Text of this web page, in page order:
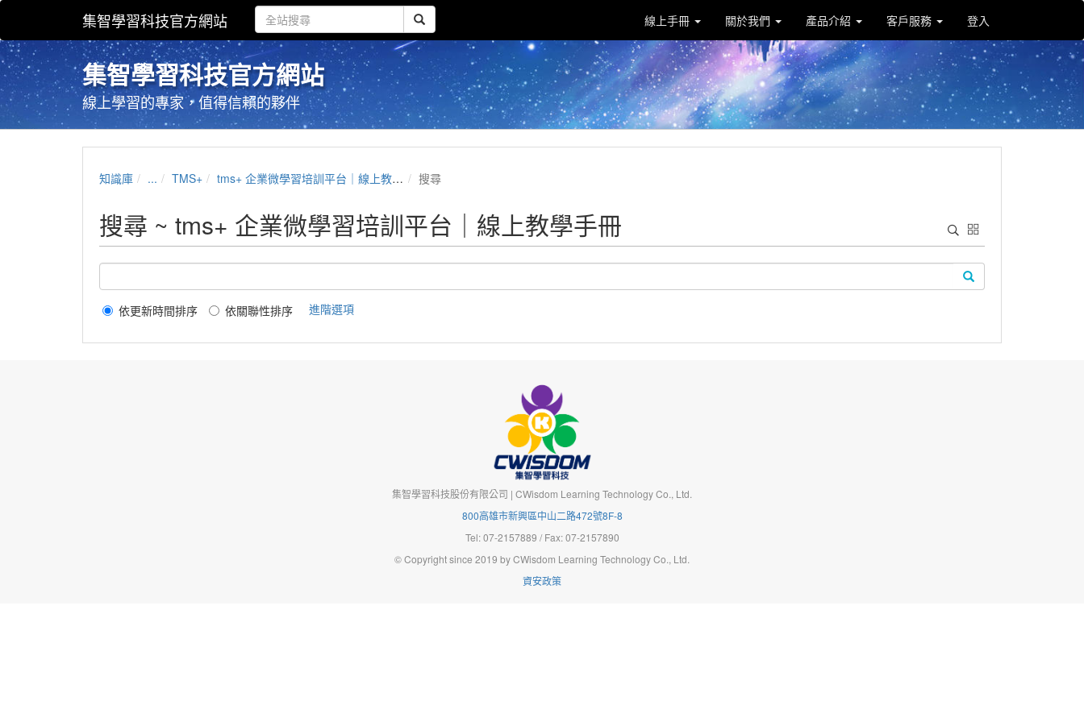
集智學習科技官方網站 線上手冊 關於我們 產品介紹 客戶服務 登入
集智學習科技官方網站
線上學習的專家，值得信賴的夥伴
知識庫 ... TMS+ tms+ 企業微學習培訓平台｜線上教學手冊 搜尋
搜尋 ~ tms+ 企業微學習培訓平台｜線上教學手冊
依更新時間排序 依關聯性排序 進階選項
集智學習科技股份有限公司 | CWisdom Learning Technology Co., Ltd.
800高雄市新興區中山二路472號8F-8
Tel: 07-2157889 / Fax: 07-2157890
© Copyright since 2019 by CWisdom Learning Technology Co., Ltd.
資安政策